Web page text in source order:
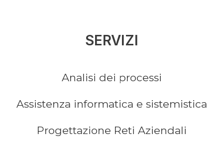
SERVIZI
Analisi dei processi
Assistenza informatica e sistemistica
Progettazione Reti Aziendali